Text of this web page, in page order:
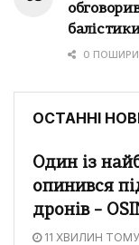
0
ОСТАННІ
Один із
опинився
дронів –
11 ХВИЛИН ТОМУ